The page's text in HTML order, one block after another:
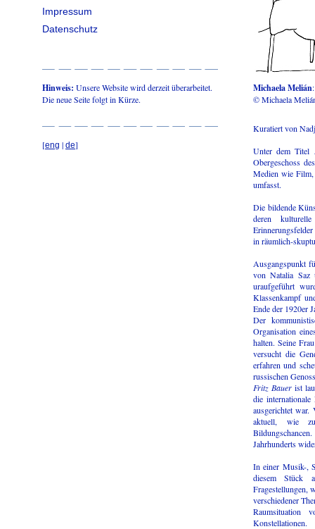
Impressum
Datenschutz
Hinweis: Unsere Website wird derzeit überarbeitet.
Die neue Seite folgt in Kürze.
[eng | de]
Michaela Melián
© Michaela
Kuratiert von
Unter dem Titel
Obergeschoss
Medien wie Film,
umfasst.
Die bildende
deren
in räumlich-
Ausgangspunkt
von Natalia Saz
uraufgeführt
Klassenkampf
Ende der 1920er
Der
Organisation
halten. Seine
versucht die
erfahren und
russischen
Fritz Bauer ist
die
ausgerichtet war.
aktuell, wie
Jahrhunderts
In einer Musik-,
diesem Stück
Fragestellungen,
verschiedener
Raumsituation
Konstellationen.